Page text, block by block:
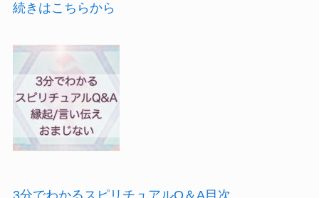
続きはこちらから